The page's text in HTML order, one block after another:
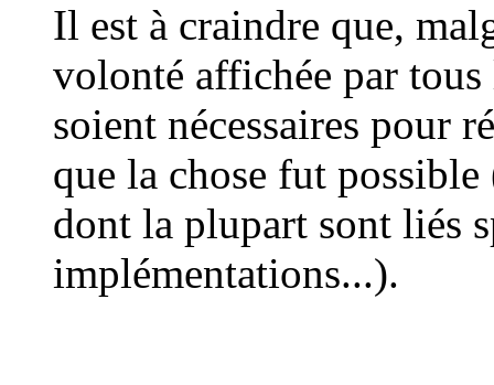
Il est à craindre que,
volonté affichée par tous
soient nécessaires pour
que la chose fut
dont la plupart sont liés
implémentations...).